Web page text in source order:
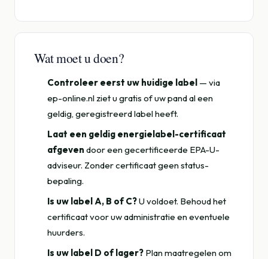
Wat moet u doen?
Controleer eerst uw huidige label — via
ep-online.nlziet u gratis of uw pand al een
geldig, geregistreerd label heeft.
Laat een geldig energielabel-certificaat
afgeven door een gecertificeerde EPA-U-
adviseur. Zonder certificaat geen status-
bepaling.
Is uw label A, B of C?U voldoet. Behoud het
certificaat voor uw administratie en eventuele
huurders.
Is uw label D of lager? Plan maatregelen om